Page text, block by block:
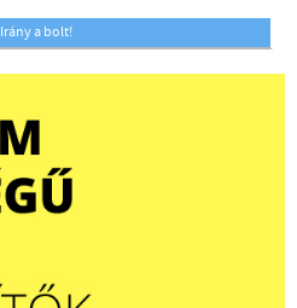
Irány a bolt!